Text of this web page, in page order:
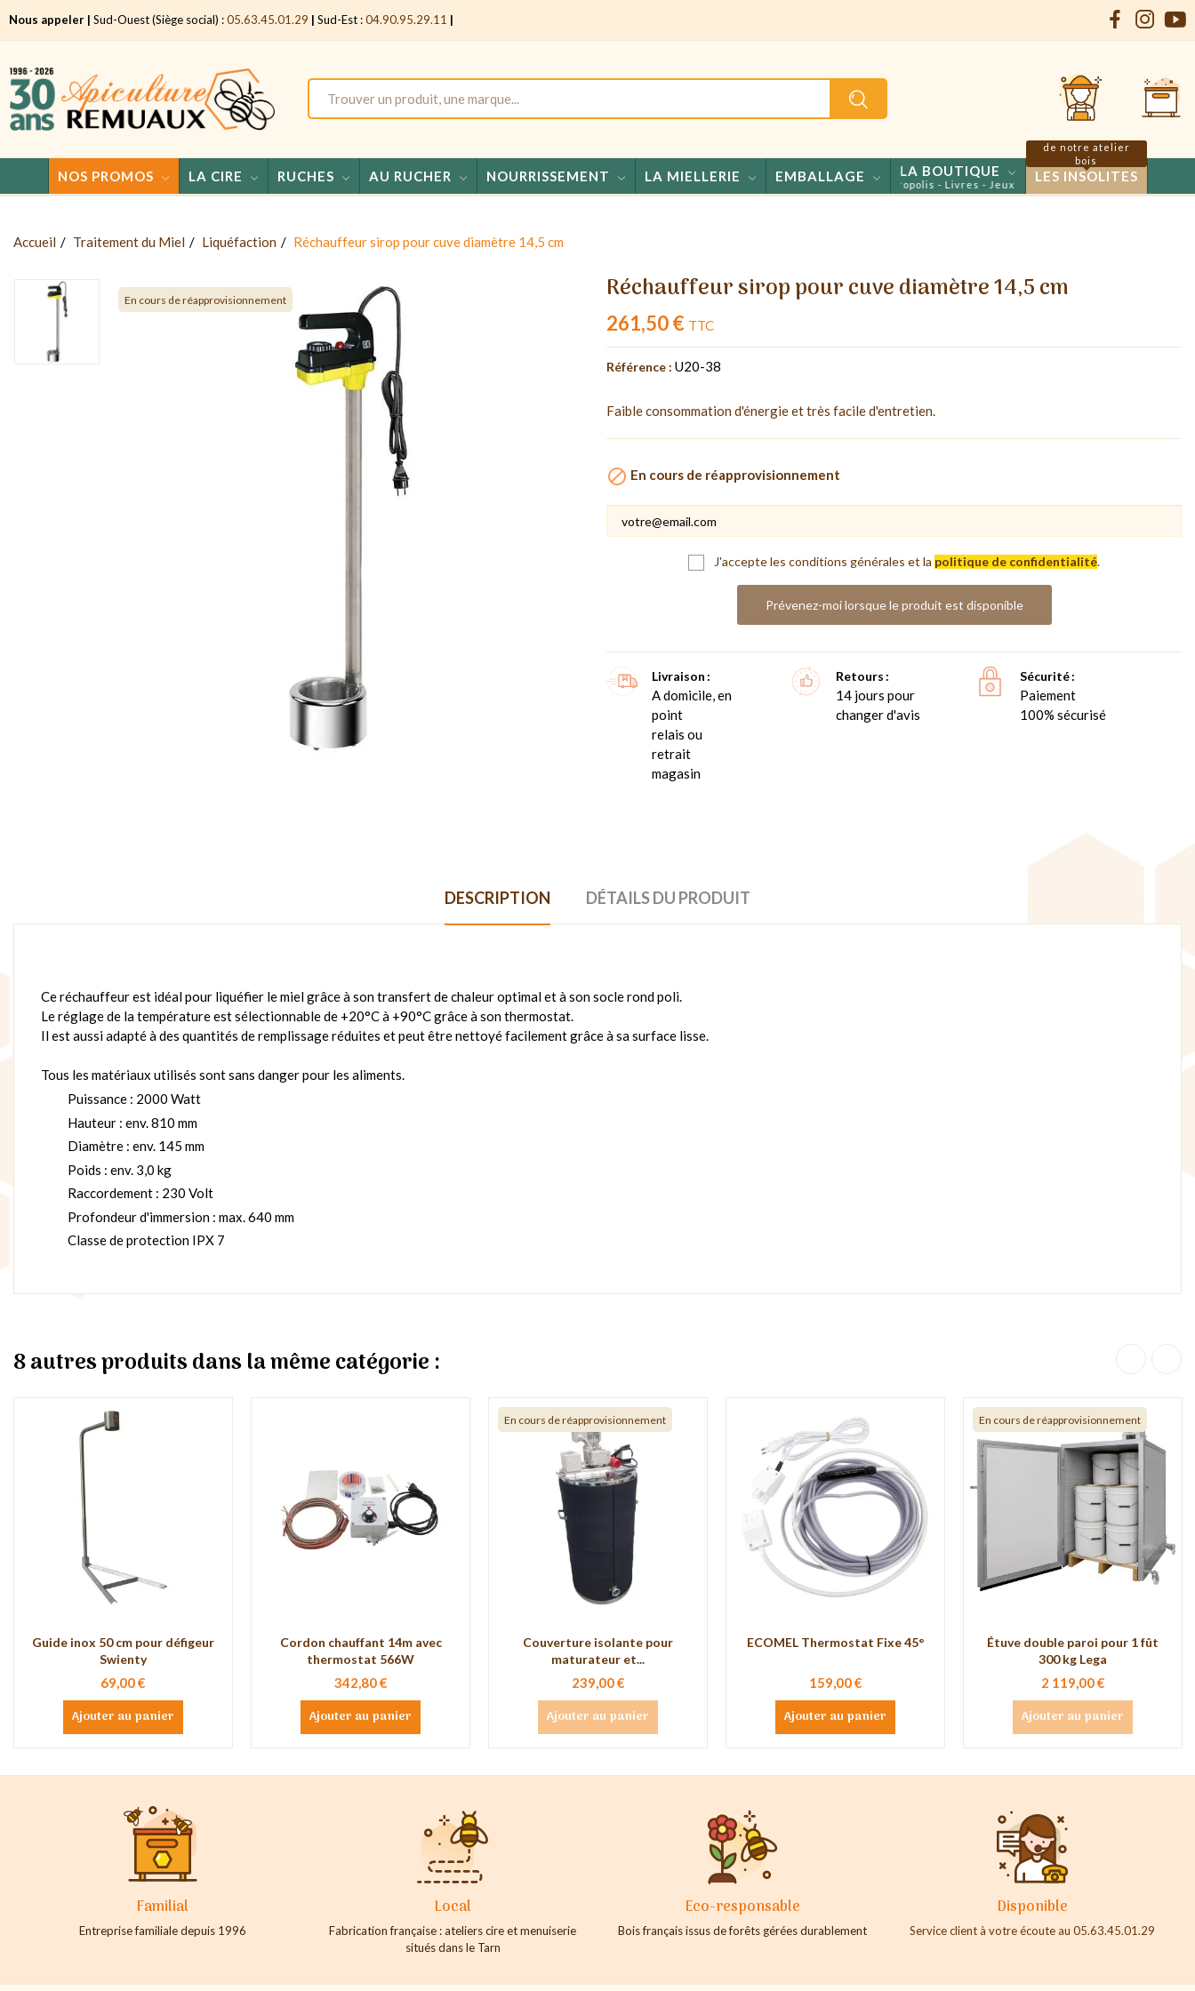
Nous appeler | Sud-Ouest (Siège social) :05.63.45.01.29 | Sud-Est :04.90.95.29.11 |
NOS PROMOS LA CIRE RUCHES AU RUCHER NOURRISSEMENT LA MIELLERIE EMBALLAGE LA BOUTIQUE
Miels - Confiseries - Propolis - Livres - Jeux
LES INSOLITES
de notre atelier
bois
Accueil Traitement du Miel Liquéfaction Réchauffeur sirop pour cuve diamètre 14,5 cm
En cours de réapprovisionnement Réchauffeur sirop pour cuve diamètre 14,5 cm
261,50 € TTC
Référence : U20-38
Faible consommation d'énergie et très facile d'entretien.
 En cours de réapprovisionnement
J'accepte les conditions générales et la politique de confidentialité.
Prévenez-moi lorsque le produit est disponible
Livraison
A domicile, en
point
relais ou
retrait
magasin
Retours
14 jours pour
changer d'avis
Sécurité
Paiement
100% sécurisé
DESCRIPTION DÉTAILS DU PRODUIT
Ce réchauffeur est idéal pour liquéfier le miel grâce à son transfert de chaleur optimal et à son socle rond poli.
Le réglage de la température est sélectionnable de +20°C à +90°C grâce à son thermostat.
Il est aussi adapté à des quantités de remplissage réduites et peut être nettoyé facilement grâce à sa surface lisse.
Tous les matériaux utilisés sont sans danger pour les aliments.
Puissance : 2000 Watt
Hauteur : env. 810 mm
Diamètre : env. 145 mm
Poids : env. 3,0 kg
Raccordement : 230 Volt
Profondeur d'immersion : max. 640 mm
Classe de protection IPX 7
8 autres produits dans la même catégorie :
Guide inox 50 cm pour défigeur
Swienty
69,00 €
Ajouter au panier
Cordon chauffant 14m avec
thermostat 566W
342,80 €
Ajouter au panier
En cours de réapprovisionnement
Couverture isolante pour
maturateur et...
239,00 €
Ajouter au panier
ECOMEL Thermostat Fixe 45°
159,00 €
Ajouter au panier
En cours de réapprovisionnement
Étuve double paroi pour 1 fût
300 kg Lega
2 119,00 €
Ajouter au panier
Familial
Entreprise familiale depuis 1996
Local
Fabrication française : ateliers cire et menuiserie
situés dans le Tarn
Eco-responsable
Bois français issus de forêts gérées durablement
Disponible
Service client à votre écoute au 05.63.45.01.29